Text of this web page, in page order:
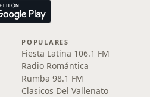
POPULARES
Fiesta Latina 106.1 FM
Radio Romántica
Rumba 98.1 FM
Clasicos Del Vallenato